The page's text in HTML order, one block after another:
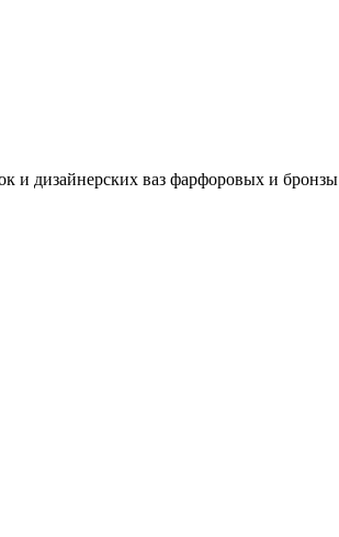
и дизайнерских ваз фарфоровых и бронзы